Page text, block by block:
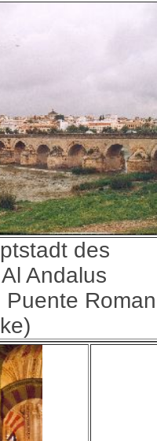
des
Andalus
Puente